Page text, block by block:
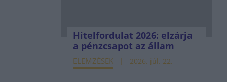
Hitelfordulat 2026: elzárja
a pénzcsapot az állam
ELEMZÉSEK 2026. júl. 22.